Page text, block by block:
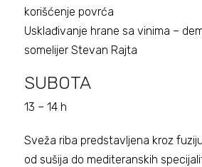
korišćenje povrća
Usklađivanje hrane sa vinima –
somelijer Stevan Rajta
SUBOTA
13 – 14 h
Sveža riba predstavljena kroz
od sušija do mediteranskih